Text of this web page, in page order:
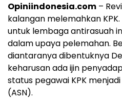
Opiniindonesia.com –
kalangan melemahkan KPK.
untuk lembaga antirasuah
dalam upaya pelemahan.
diantaranya dibentuknya
keharusan ada ijin
status pegawai KPK
(ASN).